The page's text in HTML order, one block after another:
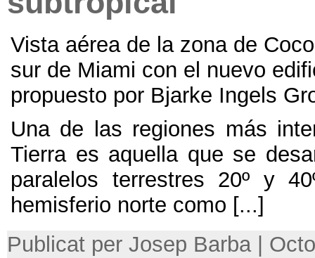
Vista aérea de la zona de
sur de Miami con el nuevo
propuesto por Bjarke Ingels
Una de las regiones más
Tierra es aquella que se
paralelos terrestres 20º y
hemisferio norte como [...]
Publicat per Josep Barba |